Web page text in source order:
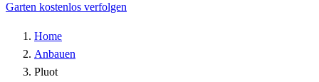
Garten kostenlos verfolgen
Home
Anbauen
Pluot